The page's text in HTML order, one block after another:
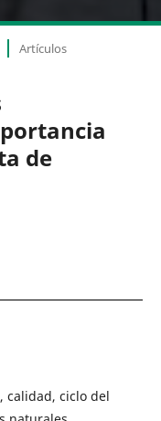
Artículos
de
calidad, ciclo del